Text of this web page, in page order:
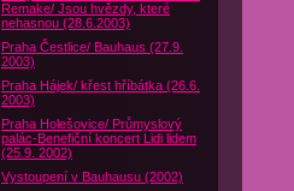
Remake/ Jsou hvězdy, které
nehasnou (28.6.2003)
Praha Čestlice/ Bauhaus (27.9.
2003)
Praha Hájek/ křest hříbátka (26.6.
2003)
Praha Holešovice/ Průmyslový
palác-Benefiční koncert Lidi lidem
(25.9. 2002)
Vystoupení v Bauhausu (2002)